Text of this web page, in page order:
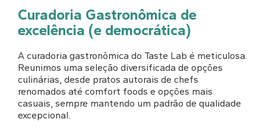
Curadoria Gastronômica de
excelência (e democrática)
A curadoria gastronômica do Taste Lab é meticulosa.
Reunimos uma seleção diversificada de opções
culinárias, desde pratos autorais de chefs
renomados até comfort foods e opções mais
casuais, sempre mantendo um padrão de qualidade
excepcional.